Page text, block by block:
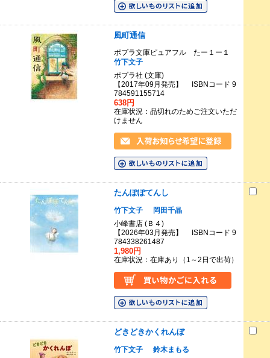
風町通信
ポプラ文庫ピュアフル たー１ー１
竹下文子
ポプラ社 (文庫)
【2017年09月発売】 ISBNコード 9
784591155714
638円
在庫状況：品切れのためご注文いただ
けません
たんぽぽてんし
竹下文子
岡田千晶
小峰書店 (Ｂ４)
【2026年03月発売】 ISBNコード 9
784338261487
1,980円
在庫状況：在庫あり（1～2日で出荷）
どきどきかくれんぼ
竹下文子
鈴木まもる